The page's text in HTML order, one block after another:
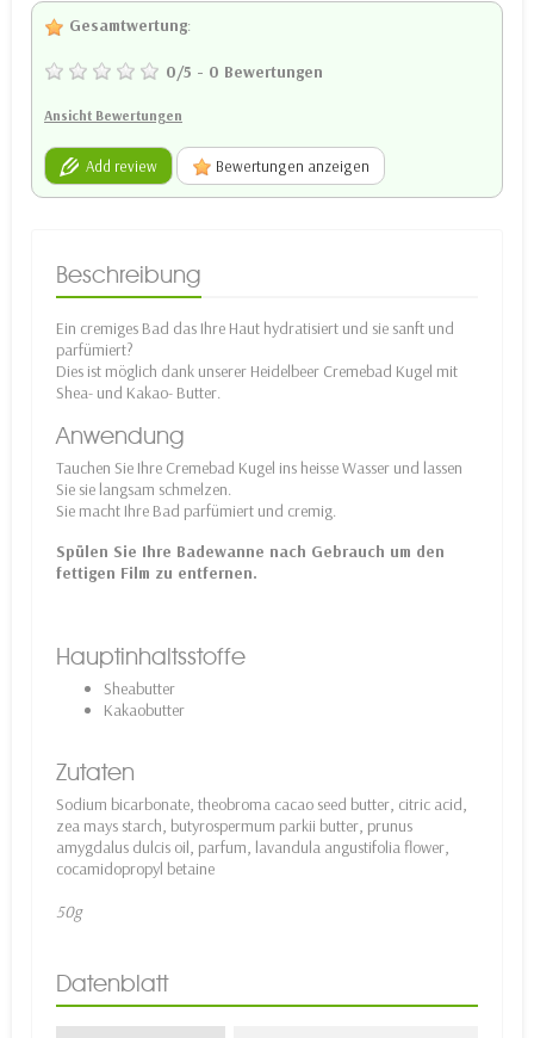
Gesamtwertung:
0/5 - 0 Bewertungen
Ansicht Bewertungen
Add review Bewertungen anzeigen
Beschreibung
Ein cremiges Bad das Ihre Haut hydratisiert und sie sanft und
parfümiert?
Dies ist möglich dank unserer Heidelbeer Cremebad Kugel mit
Shea- und Kakao- Butter.
Anwendung
Tauchen Sie Ihre Cremebad Kugel ins heisse Wasser und lassen
Sie sie langsam schmelzen.
Sie macht Ihre Bad parfümiert und cremig.
Spülen Sie Ihre Badewanne nach Gebrauch um den
fettigen Film zu entfernen.
Hauptinhaltsstoffe
Sheabutter
Kakaobutter
Zutaten
Sodium bicarbonate, theobroma cacao seed butter, citric acid,
zea mays starch, butyrospermum parkii butter, prunus
amygdalus dulcis oil, parfum, lavandula angustifolia flower,
cocamidopropyl betaine
50g
Datenblatt